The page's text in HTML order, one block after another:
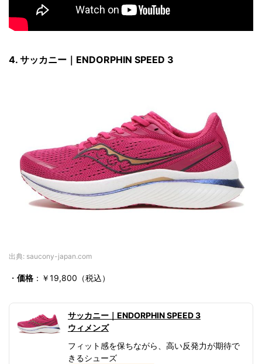
4. サッカニー｜ ENDORPHIN SPEED 3
出典: saucony-japan.com
・ 価格 ：￥19,800（税込）
サッカニー｜ENDORPHIN SPEED 3
ウィメンズ
フィット感を保ちながら、高い反発力が期待で
きるシューズ